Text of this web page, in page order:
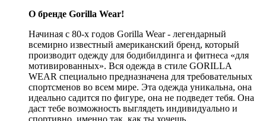
О бренде Gorilla Wear!
Начиная с 80-х годов Gorilla Wear - легендарный
всемирно известный американский бренд, который
производит одежду для бодибилдинга и фитнеса «для
мотивированных». Вся одежда в стиле GORILLA
WEAR специально предназначена для требовательных
спортсменов во всем мире. Эта одежда уникальна, она
идеально садится по фигуре, она не подведет тебя. Она
даст тебе возможность выглядеть индивидуально и